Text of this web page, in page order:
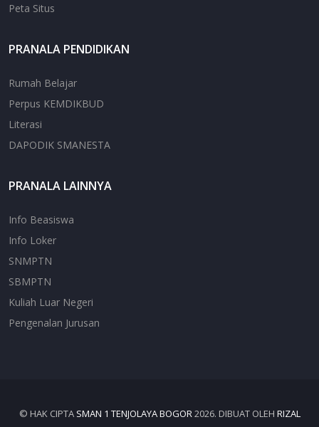
Peta Situs
PRANALA PENDIDIKAN
Rumah Belajar
Perpus KEMDIKBUD
Literasi
DAPODIK SMANESTA
PRANALA LAINNYA
Info Beasiswa
Info Loker
SNMPTN
SBMPTN
Kuliah Luar Negeri
Pengenalan Jurusan
© HAK CIPTA SMAN 1 TENJOLAYA BOGOR2026. DIBUAT OLEH RIZAL